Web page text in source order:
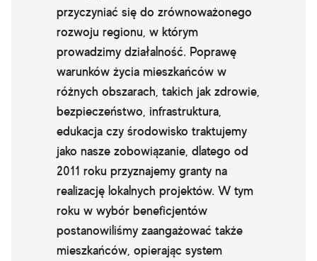
przyczyniać się do zrównoważonego
rozwoju regionu, w którym
prowadzimy działalność. Poprawę
warunków życia mieszkańców w
różnych obszarach, takich jak zdrowie,
bezpieczeństwo, infrastruktura,
edukacja czy środowisko traktujemy
jako nasze zobowiązanie, dlatego od
2011 roku przyznajemy granty na
realizację lokalnych projektów. W tym
roku w wybór beneficjentów
postanowiliśmy zaangażować także
mieszkańców, opierając system